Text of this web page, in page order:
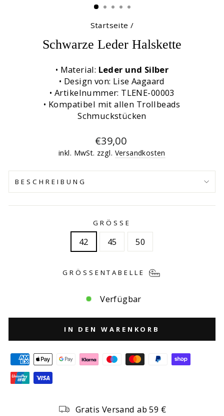
Startseite /
Schwarze Leder Halskette
• Material: Leder und Silber
• Design von: Lise Aagaard
• Artikelnummer: TLENE-00003
• Kompatibel mit allen Trollbeads
Schmuckstücken
Normaler
Preis
€39,00
inkl. MwSt. zzgl. Versandkosten
BESCHREIBUNG
GRÖSSE
42 45 50
GRÖSSENTABELLE
Verfügbar
IN DEN WARENKORB
Gratis Versand ab 59 €